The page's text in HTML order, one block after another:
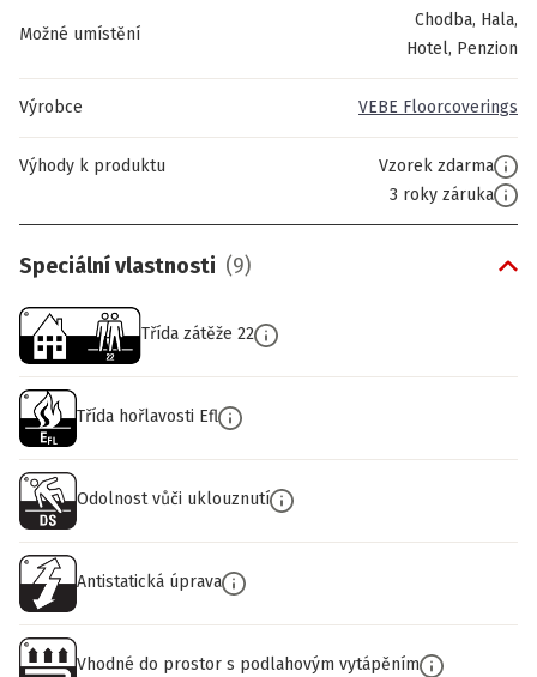
Možné umístění
Chodba, Hala,
Hotel, Penzion
Výrobce VEBE Floorcoverings
Výhody k produktu
Vzorek zdarma
3 roky záruka
Speciální vlastnosti (9)
Třída zátěže 22
Třída hořlavosti Efl
Odolnost vůči uklouznutí
Antistatická úprava
Vhodné do prostor s podlahovým vytápěním